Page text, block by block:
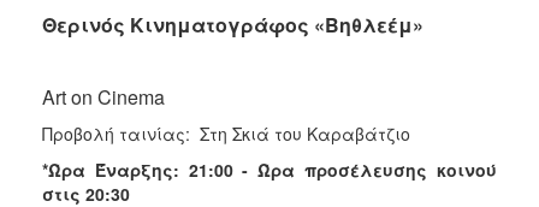
Θερινός Κινηματογράφος «Βηθλεέμ»
Art on Cinema
Προβολή ταινίας: Στη Σκιά του Καραβάτζιο
*Ώρα Έναρξης: 21:00 - Ώρα προσέλευσης κοινού
στις 20:30